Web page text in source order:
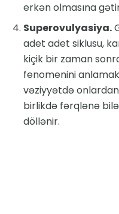
erkən olmasına
Superovulyasiya.
adet adet siklusu,
kiçik bir zaman
fenomenini anlamak
vəziyyətdə
birlikdə fərqlənə
döllənir.